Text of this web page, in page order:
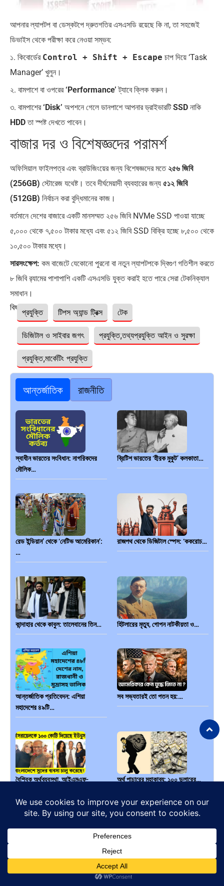
আপনার ল্যাপটপ বা ডেস্কটপে দ্রুতগতির এসএসডি রয়েছে কি না, তা সহজেই
ডিভাইস থেকে পরীক্ষা করে নেওয়া সম্ভব:
১. কিবোর্ডের Control + Shift + Escape চাপ দিয়ে ‘Task
Manager’ খুলুন।
২. বামপাশে বা ওপরের‘Performance’ ট্যাবে ক্লিক করুন।
৩. বামপাশের‘Disk’ অপশনে গেলে ডানপাশে আপনার ড্রাইভারটিSSD নাকি
HDDতা স্পষ্ট দেখতে পাবেন।
বাজার দর ও বিশেষজ্ঞদের পরামর্শ
অফিসিয়াল ফাইলপত্র এবং ব্রাউজিংয়ের জন্য বিশেষজ্ঞদের মতে২৫৬ জিবি
(256GB) স্টোরেজ যথেষ্ট। তবে দীর্ঘমেয়াদী ব্যবহারের জন্য ৫১২ জিবি
(512GB) নির্বাচন করা বুদ্ধিমানের কাজ।
বর্তমানে দেশের বাজারে একটি মানসম্মত ২৫৬ জিবি NVMe SSD পাওয়া যাচ্ছে
৫,০০০ থেকে ৭,৫০০ টাকার মধ্যে এবং ৫১২ জিবি SSD বিক্রি হচ্ছে ৮,৫০০ থেকে
১০,৫০০ টাকার মধ্যে।
সারসংক্ষেপ: কম বাজেটে যেকোনো পুরনো বা নতুন ল্যাপটপকে দ্বিগুণ গতিশীল করতে
৮ জিবি র‍্যামের পাশাপাশি একটি এসএসডি যুক্ত করাই হতে পারে সেরা টেকনিক্যাল
সমাধান।
বিষয়ঃ প্রযুক্তি টিপস অ্যান্ড ট্রিক্স টেক
ডিজিটাল ও সাইবার জগৎ প্রযুক্তি,তথ্যপ্রযুক্তি আইন ও সুরক্ষা
প্রযুক্তি,মার্কেটিং প্রযুক্তি
আন্তর্জাতিক রাজনীতি
স্বাধীন ভারতের সংবিধান: নাগরিকদের
মৌলিক…
ব্রিটিশ ভারতের ‘হীরক মুকুট’ কলকাতা…
রেড ইন্ডিয়ান’ থেকে ‘নেটিভ আমেরিকান’:
…
রাজপথ থেকে ডিজিটাল স্পেস: ‘ককরোচ…
কান্দাহার থেকে কাবুল: তালেবানের তিন… হিটলারের মৃত্যু, গোপন নাটকীয়তা ও…
আন্তর্জাতিক প্রতিবেদন: এশিয়া
মহাদেশের ৪৯টি…
সব সভ্যতারই তো পতন হয়:…
বৈশ্বিক অর্থব্যবস্থা, আইএমএফ-
অর্থ পাচারের মহাকাব্য: ১০০ ডলারের…
বাংলাদেশ,…
বিশেষ ইন-ডেপ্থ রিপোর্ট: ক্রীড়া উৎসবে…